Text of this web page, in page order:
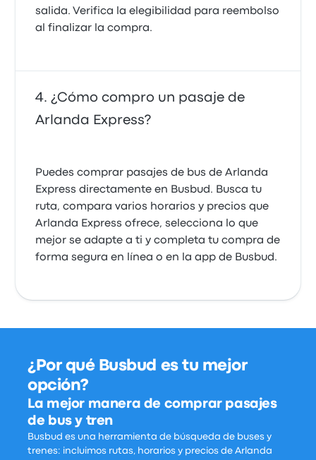
salida. Verifica la elegibilidad para reembolso
al finalizar la compra.
¿Cómo compro un pasaje de
Arlanda Express?
Puedes comprar pasajes de bus de Arlanda
Express directamente en Busbud. Busca tu
ruta, compara varios horarios y precios que
Arlanda Express ofrece, selecciona lo que
mejor se adapte a ti y completa tu compra de
forma segura en línea o en la app de Busbud.
¿Por qué Busbud es tu mejor
opción?
La mejor manera de comprar pasajes
de bus y tren
Busbud es una herramienta de búsqueda de buses y
trenes: incluimos rutas, horarios y precios de Arlanda